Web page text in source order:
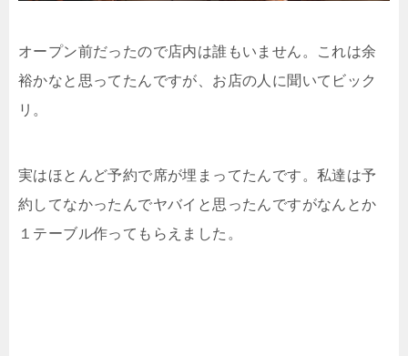
オープン前だったので店内は誰もいません。これは余
裕かなと思ってたんですが、お店の人に聞いてビック
リ。
実はほとんど予約で席が埋まってたんです。私達は予
約してなかったんでヤバイと思ったんですがなんとか
１テーブル作ってもらえました。